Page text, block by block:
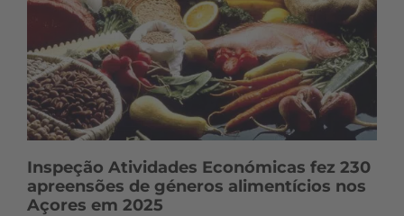
Inspeção Atividades Económicas fez 230
apreensões de géneros alimentícios nos
Açores em 2025